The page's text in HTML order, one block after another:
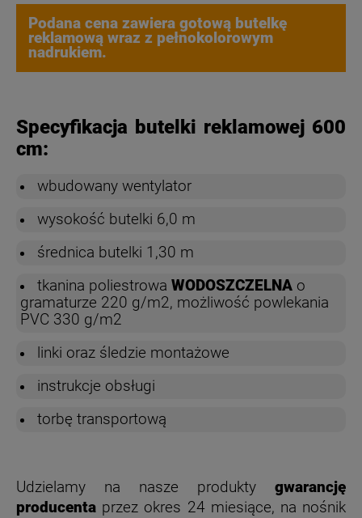
Podana cena zawiera gotową butelkę
reklamową wraz z pełnokolorowym
nadrukiem.
Specyfikacja butelki reklamowej 600
cm:
wbudowany wentylator
wysokość butelki 6,0 m
średnica butelki 1,30 m
tkanina poliestrowa WODOSZCZELNA o
gramaturze 220 g/m2, możliwość powlekania
PVC 330 g/m2
linki oraz śledzie montażowe
instrukcje obsługi
torbę transportową
Udzielamy na nasze produkty gwarancję
producenta przez okres 24 miesiące, na nośnik